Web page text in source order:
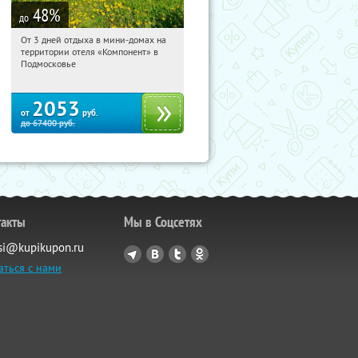
до 48%
03:59:46 Купили:116
Московская обл., Солнечногорский р-
От 3 дней отдыха в мини-домах на
территории отеля «Компонент» в
Подмосковье
от 2053 руб.
до67400руб.
с нами
Мы в Соцсетях